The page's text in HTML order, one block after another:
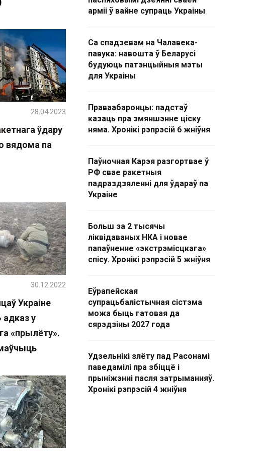
ўдару
вядома па
28.04.2023
Украіне
у
«прылёту».
30.12.2022
арміі ў вайне супраць Украіны
Са спадзевам на Чалавека-
павука: навошта ў Беларусі
будуюць патэнцыйныя мэты
для Украіны
Праваабаронцы: падстаў
казаць пра змяншэнне ціску
няма. Хронікі рэпрэсій 6 жніўня
Паўночная Карэя разгортвае ў
РФ свае ракетныя
падраздзяленні для ўдараў па
Украіне
Больш за 2 тысячы
ліквідаваных НКА і новае
папаўненне «экстрэмісцкага»
спісу. Хронікі рэпрэсій 5 жніўня
Еўрапейская
супрацьбалістычная сістэма
можа быць гатовая да
сярэдзіны 2027 года
Удзельнікі злёту пад Расонамі
паведамілі пра збіццё і
прыніжэнні пасля затрыманняў.
Хронікі рэпрэсій 4 жніўня